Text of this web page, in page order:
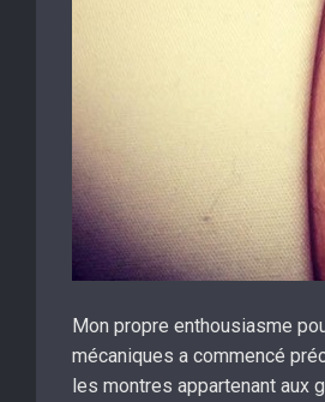
Mon propre enthousiasme
mécaniques a commencé
les montres appartenant aux